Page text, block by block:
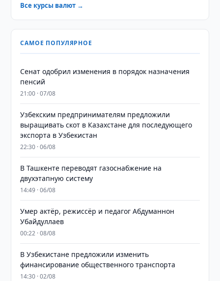
Все курсы валют →
САМОЕ ПОПУЛЯРНОЕ
Сенат одобрил изменения в порядок назначения
пенсий
21:00 · 07/08
Узбекским предпринимателям предложили
выращивать скот в Казахстане для последующего
экспорта в Узбекистан
22:30 · 06/08
В Ташкенте переводят газоснабжение на
двухэтапную систему
14:49 · 06/08
Умер актёр, режиссёр и педагог Абдуманнон
Убайдуллаев
00:22 · 08/08
В Узбекистане предложили изменить
финансирование общественного транспорта
14:30 · 02/08